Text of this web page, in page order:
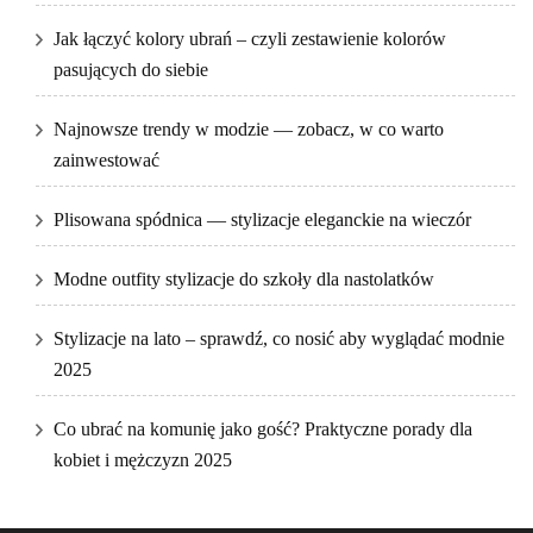
Jak łączyć kolory ubrań – czyli zestawienie kolorów
pasujących do siebie
Najnowsze trendy w modzie — zobacz, w co warto
zainwestować
Plisowana spódnica — stylizacje eleganckie na wieczór
Modne outfity stylizacje do szkoły dla nastolatków
Stylizacje na lato – sprawdź, co nosić aby wyglądać modnie
2025
Co ubrać na komunię jako gość? Praktyczne porady dla
kobiet i mężczyzn 2025